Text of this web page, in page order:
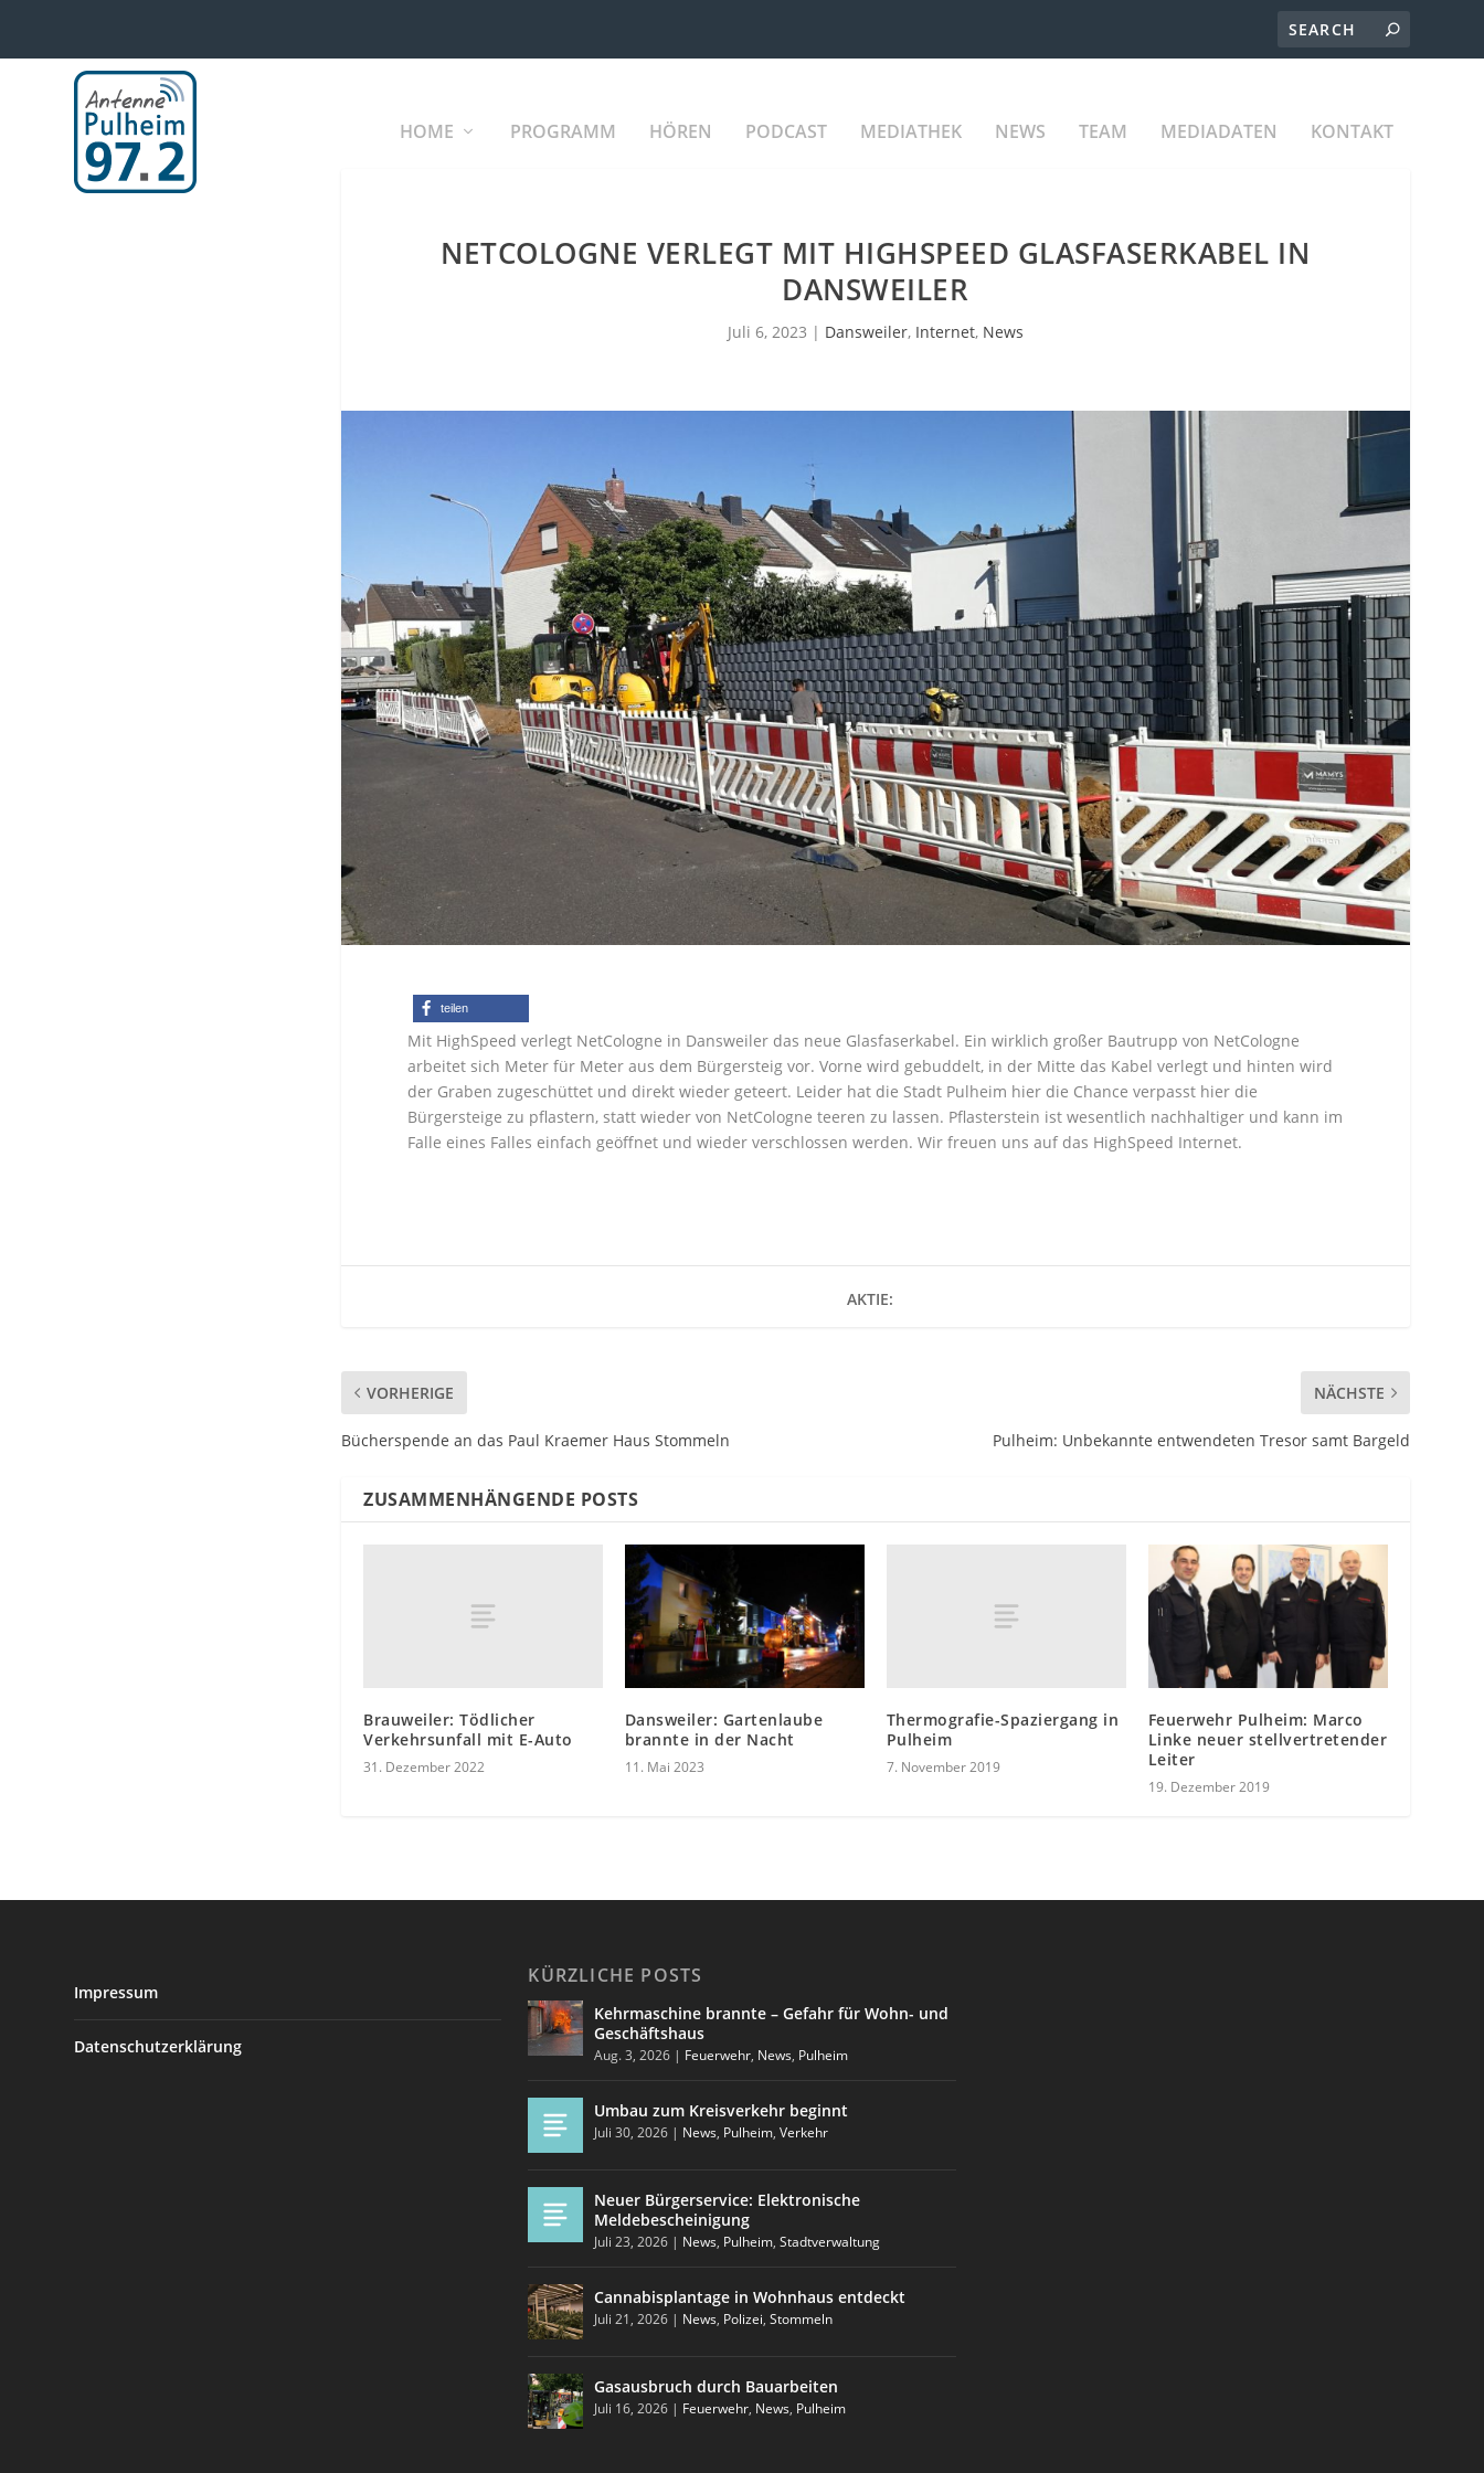
HOME PROGRAMM HÖREN PODCAST MEDIATHEK NEWS TEAM MEDIADATEN KONTAKT
NETCOLOGNE VERLEGT MIT HIGHSPEED GLASFASERKABEL IN
DANSWEILER
Juli 6, 2023 | Dansweiler, Internet, News
teilen
Mit HighSpeed verlegt NetCologne in Dansweiler das neue Glasfaserkabel. Ein wirklich großer Bautrupp von NetCologne
arbeitet sich Meter für Meter aus dem Bürgersteig vor. Vorne wird gebuddelt, in der Mitte das Kabel verlegt und hinten wird
der Graben zugeschüttet und direkt wieder geteert. Leider hat die Stadt Pulheim hier die Chance verpasst hier die
Bürgersteige zu pflastern, statt wieder von NetCologne teeren zu lassen. Pflasterstein ist wesentlich nachhaltiger und kann im
Falle eines Falles einfach geöffnet und wieder verschlossen werden. Wir freuen uns auf das HighSpeed Internet.
AKTIE:
VORHERIGE
Bücherspende an das Paul Kraemer Haus Stommeln
NÄCHSTE
Pulheim: Unbekannte entwendeten Tresor samt Bargeld
ZUSAMMENHÄNGENDE POSTS
Brauweiler: Tödlicher
Verkehrsunfall mit E-Auto
31. Dezember 2022
Dansweiler: Gartenlaube
brannte in der Nacht
11. Mai 2023
Thermografie-Spaziergang in
Pulheim
7. November 2019
Feuerwehr Pulheim: Marco
Linke neuer stellvertretender
Leiter
19. Dezember 2019
Impressum
Datenschutzerklärung
KÜRZLICHE POSTS
Kehrmaschine brannte – Gefahr für Wohn- und
Geschäftshaus
Aug. 3, 2026 | Feuerwehr, News, Pulheim
Umbau zum Kreisverkehr beginnt
Juli 30, 2026 | News, Pulheim,Verkehr
Neuer Bürgerservice: Elektronische
Meldebescheinigung
Juli 23, 2026 | News, Pulheim,Stadtverwaltung
Cannabisplantage in Wohnhaus entdeckt
Juli 21, 2026 | News, Polizei,Stommeln
Gasausbruch durch Bauarbeiten
Juli 16, 2026 | Feuerwehr, News, Pulheim